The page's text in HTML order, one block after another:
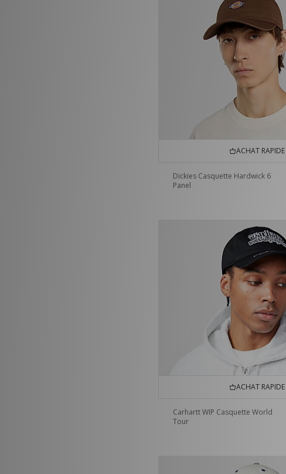
ACHAT RAPIDE
Dickies Casquette Hardwick 6
Panel
ACHAT RAPIDE
Carhartt WIP Casquette World
Tour